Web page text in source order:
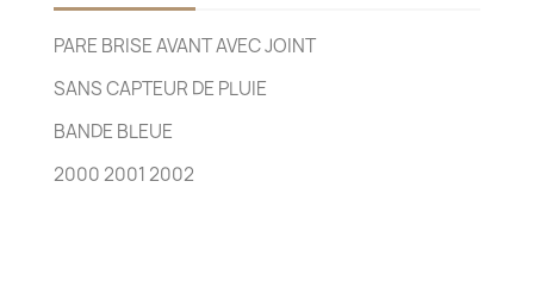
PARE BRISE AVANT AVEC JOINT
SANS CAPTEUR DE PLUIE
BANDE BLEUE
2000 2001 2002